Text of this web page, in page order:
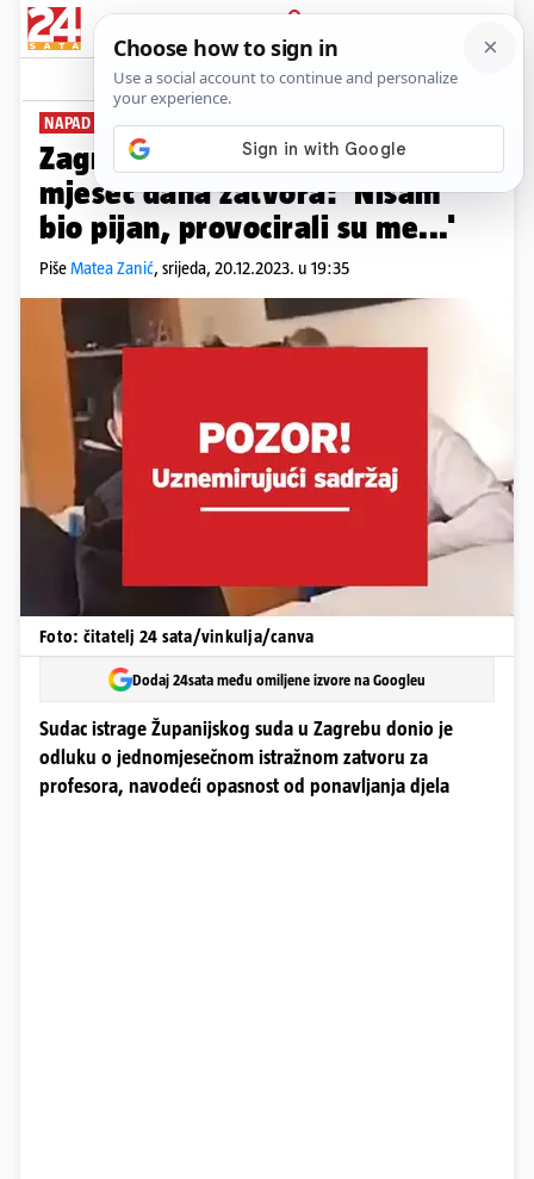
PRIJAVA
News Komentari
NAPAD NA UČENIKA
Zagrebački profesor dobio je
mjesec dana zatvora: 'Nisam
bio pijan, provocirali su me...'
PišeMatea Zanić, srijeda, 20.12.2023. u 19:35
Foto: čitatelj 24 sata/vinkulja/canva
Dodaj 24sata među omiljene izvore na Googleu
Sudac istrage Županijskog suda u Zagrebu donio je
odluku o jednomjesečnom istražnom zatvoru za
profesora, navodeći opasnost od ponavljanja djela